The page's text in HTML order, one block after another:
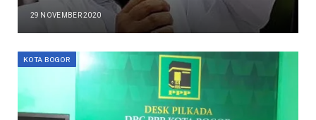
29 NOVEMBER 2020
KOTA BOGOR